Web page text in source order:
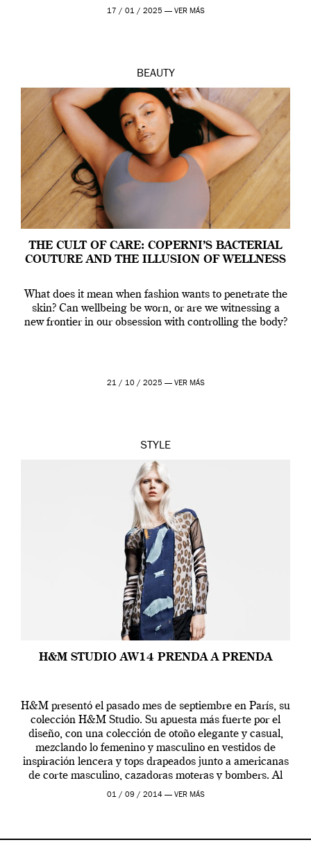
17 / 01 / 2025 — VER MÁS
BEAUTY
THE CULT OF CARE: COPERNI’S BACTERIAL
COUTURE AND THE ILLUSION OF WELLNESS
What does it mean when fashion wants to penetrate the
skin? Can wellbeing be worn, or are we witnessing a
new frontier in our obsession with controlling the body?
21 / 10 / 2025 — VER MÁS
STYLE
H&M STUDIO AW14 PRENDA A PRENDA
H&M presentó el pasado mes de septiembre en París, su
colección H&M Studio. Su apuesta más fuerte por el
diseño, con una colección de otoño elegante y casual,
mezclando lo femenino y masculino en vestidos de
inspiración lencera y tops drapeados junto a americanas
de corte masculino, cazadoras moteras y bombers. Al
frente de la […]
01 / 09 / 2014 — VER MÁS